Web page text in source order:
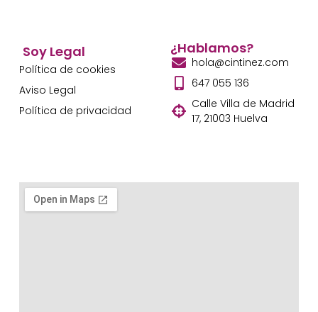
Soy Legal
Política de cookies
Aviso Legal
Política de privacidad
¿Hablamos?
hola@cintinez.com
647 055 136
Calle Villa de Madrid
17, 21003 Huelva